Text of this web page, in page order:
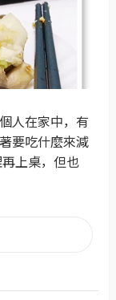
人在家中，有
要吃什麼來減
上桌，但也